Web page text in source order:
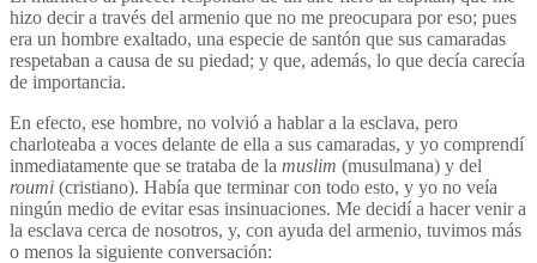
hizo decir a través del armenio que no me preocupara por eso; pues
era un hombre exaltado, una especie de santón que sus camaradas
respetaban a causa de su piedad; y que, además, lo que decía carecía
de importancia.
En efecto, ese hombre, no volvió a hablar a la esclava, pero
charloteaba a voces delante de ella a sus camaradas, y yo comprendí
inmediatamente que se trataba de la muslim (musulmana) y del
roumi (cristiano). Había que terminar con todo esto, y yo no veía
ningún medio de evitar esas insinuaciones. Me decidí a hacer venir a
la esclava cerca de nosotros, y, con ayuda del armenio, tuvimos más
o menos la siguiente conversación: